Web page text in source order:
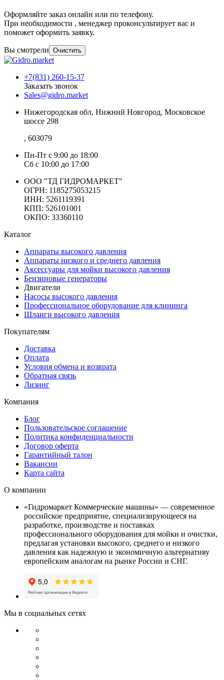
Оформляйте заказ онлайн или по телефону.
При необходимости , менеджер проконсультирует вас и
поможет оформить заявку.
Вы смотрели Очистить
+7(831) 260-15-37
Заказать звонок
Sales@gidro.market
Нижегородская обл, Нижний Новгород, Московское
шоссе 298
, 603079
Пн-Пт с 9:00 до 18:00
Сб с 10:00 до 17:00
ООО "ТД ГИДРОМАРКЕТ"
ОГРН: 1185275053215
ИНН: 5261119391
КПП: 526101001
ОКПО: 33360110
Каталог
Аппараты высокого давления
Аппараты низкого и среднего давления
Аксессуары для мойки высокого давления
Бензиновые генераторы
Двигатели
Насосы высокого давления
Профессиональное оборудование для клининга
Шланги высокого давления
Покупателям
Доставка
Оплата
Условия обмена и возврата
Обратная связь
Лизинг
Компания
Блог
Пользовательское соглашение
Политика конфиденциальности
Договор оферта
Гарантийный талон
Вакансии
Карта сайта
О компании
«Гидромаркет Коммерческие машины» — современное
российское предприятие, специализирующееся на
разработке, производстве и поставках
профессионального оборудования для мойки и очистки,
предлагая установки высокого, среднего и низкого
давления как надежную и экономичную альтернативу
европейским аналогам на рынке России и СНГ.
Мы в социальных сетях